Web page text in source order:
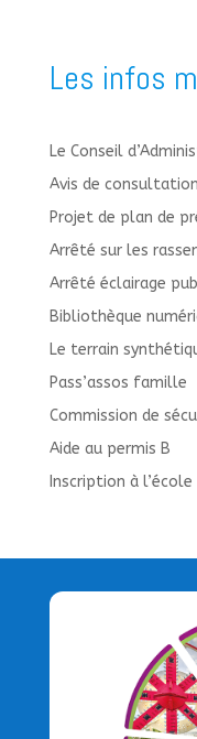
Les infos
Le Conseil
Avis de consultation
Projet de plan de
Arrêté sur les
Arrêté éclairage
Bibliothèque
Le terrain
Pass’assos famille
Commission de
Aide au permis B
Inscription à l’école